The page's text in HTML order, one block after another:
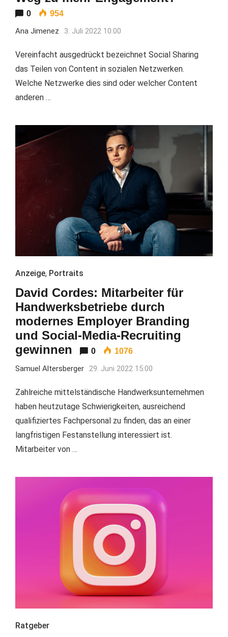
0 954
Ana Jimenez 3. Juli 2022 10:00
Vereinfacht ausgedrückt bezeichnet Social Sharing
das Teilen von Content in sozialen Netzwerken.
Welche Netzwerke dies sind oder welcher Content
anderen …
Anzeige, Portraits
David Cordes: Mitarbeiter für
Handwerksbetriebe durch
modernes Employer Branding
und Social-Media-Recruiting
gewinnen
0 1076
Samuel Altersberger 29. Juni 2022 15:00
Zahlreiche mittelständische Handwerksunternehmen
haben heutzutage Schwierigkeiten, ausreichend
qualifiziertes Fachpersonal zu finden, das an einer
langfristigen Festanstellung interessiert ist.
Mitarbeiter von …
Ratgeber